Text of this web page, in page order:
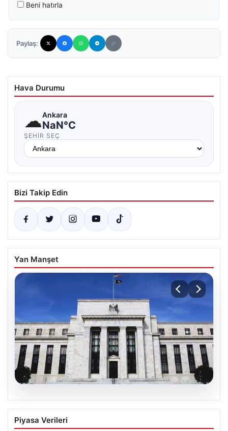
Beni hatırla
Paylaş:
Hava Durumu
☁Ankara
NaN°C
ŞEHIR SEÇ
Bizi Takip Edin
Yan Manşet
07.08.2026
ABD Merkez Bankası Faiz Oranlarını
Sabit Tuttu
Piyasa Verileri